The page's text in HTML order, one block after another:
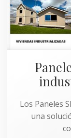
Los Paneles
una